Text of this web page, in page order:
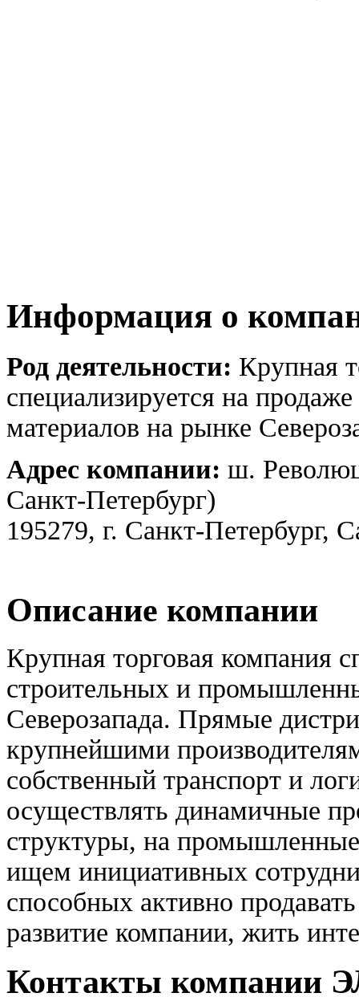
Информация о
Род деятельности: Крупная
специализируется на
материалов на рынке
Адрес компании: ш.
Санкт-Петербург)
195279, г. Санкт-Петербург,
Описание компании
Крупная торговая компания
строительных и
Северозапада. Прямые
крупнейшими
собственный транспорт и
осуществлять динамичные
структуры, на
ищем инициативных
способных активно
развитие компании, жить
Контакты